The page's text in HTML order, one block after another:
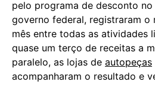
pelo programa de desconto
governo federal, registraram o
mês entre todas as atividades
quase um terço de receitas a
paralelo, as lojas de autopeças
acompanharam o resultado e